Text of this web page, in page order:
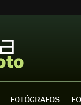
FOTÓGRAFOS